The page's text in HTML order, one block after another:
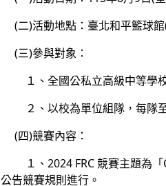
(二)活動地點：臺北和平籃球
(三)參與對象：
１、全國公私立高級中等學校
２、以校為單位組隊，每隊至
(四)競賽內容：
１、2024 FRC 競賽主題為「
公告競賽規則進行。